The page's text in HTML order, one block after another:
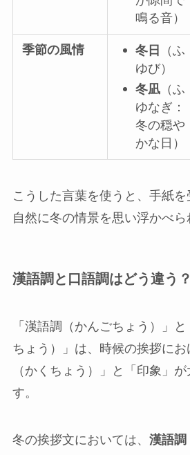
鳴る音）
季節の風情 冬日
（ふ
ゆび）
冬凪 （ふ
ゆなぎ：
冬の穏や
かな日）
こうした言葉を使うと、手紙
自然に冬の情景を思い浮かべら
漢語調と口語調はどう違う
「漢語調（かんごちょう）」
ちょう）」は、時候の挨拶に
（かくちょう）」と「印象」
す。
冬の挨拶文においては、 漢語調